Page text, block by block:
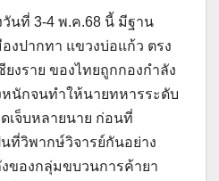
วันที่ 3-4 พ.ค.68 นี้ มีฐาน
งปากทา แขวงบ่อแก้ว ตรง
ยงราย ของไทยถูกกองกำลัง
นักจนทำให้นายทหารระดับ
เจ็บหลายนาย ก่อนที่
ที่วิพากษ์วิจารย์กันอย่าง
ของกลุ่มขบวนการค้ายา